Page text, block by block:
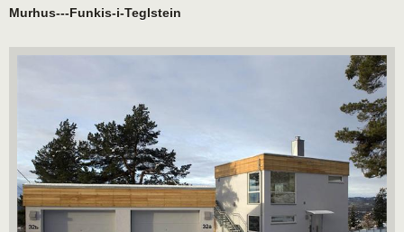
Murhus---Funkis-i-Teglstein